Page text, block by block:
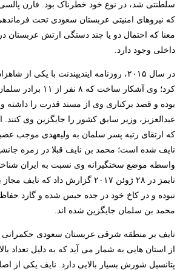
سلطنتی شد، در نوع خود خطرناک بود. فارن
که نیروهای امنیتی عربستان سعودی تحت
معنا که احتمال دو یا چند دستگی ارتش
داخلی وجود دارد.
در سال ۲۰۱۵، روزنامه ایندیپندنت با یکی
کرد؛ وی آشکار ساخت
بوده و قصد برکناری وی از مسند قدرت را داشته
عبدالعزیز، وزیر سابق کشور را جایگزین وی
که ارتقای رتبه پسر سلمان به ولیعهدی موجب
نایف شده است؛ محمد بن نایف قبلا در زمره
واسطه موضع سختگیرانه وی نسبت به ایران
تایمز در ۲۸ ژوئن ۲۰۱۷ گزارش داد که
نبوده و در کاخ خود در جده حبس شده و گارد
محمد بن سلمان جایگزین شده اند.
نایف بر منطقه شرقی عربستان سعودی حکمرانی
از استان هایی به شمار می آید که به دلیل تعداد
پتانسیل شورش بسیار بالایی دارد. نایف یکی از